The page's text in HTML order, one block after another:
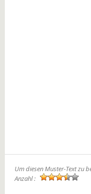
Um diesen Muster-Text zu
Anzahl :